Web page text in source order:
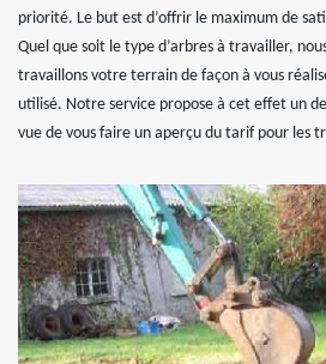
priorité. Le but est d’offrir le maximum de
Quel que soit le type d’arbres à travailler,
travaillons votre terrain de façon à vous
utilisé. Notre service propose à cet effet un
vue de vous faire un aperçu du tarif pour les